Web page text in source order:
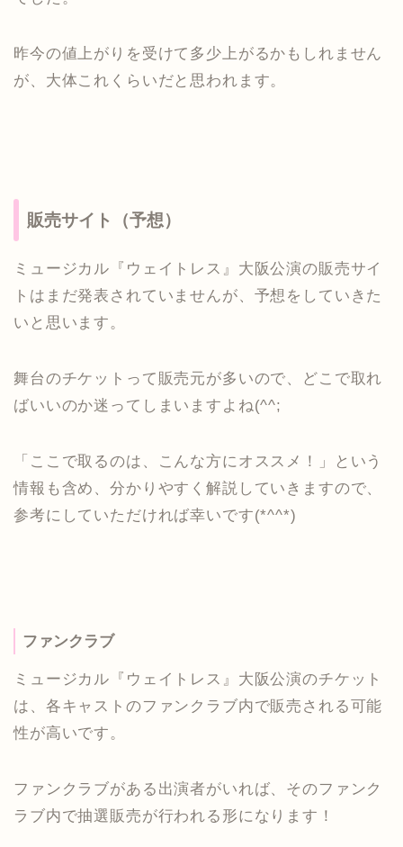
昨今の値上がりを受けて多少上がるかもしれません
が、大体これくらいだと思われます。
販売サイト（予想）
ミュージカル『ウェイトレス』大阪公演の販売サイ
トはまだ発表されていませんが、予想をしていきた
いと思います。
舞台のチケットって販売元が多いので、どこで取れ
ばいいのか迷ってしまいますよね(^^;
「ここで取るのは、こんな方にオススメ！」という
情報も含め、分かりやすく解説していきますので、
参考にしていただければ幸いです(*^^*)
ファンクラブ
ミュージカル『ウェイトレス』大阪公演のチケット
は、各キャストのファンクラブ内で販売される可能
性が高いです。
ファンクラブがある出演者がいれば、そのファンク
ラブ内で抽選販売が行われる形になります！